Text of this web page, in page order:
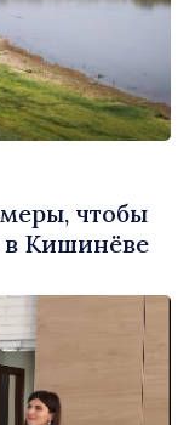
чтобы
в Кишинёве